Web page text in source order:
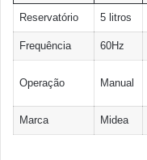
Reservatório 5 litros
Frequência 60Hz
Operação Manual
Marca Midea